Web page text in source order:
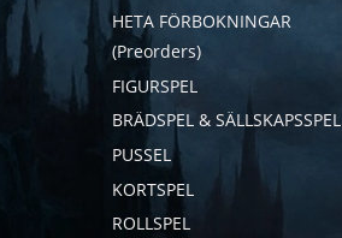
HETA FÖRBOKNINGAR
(Preorders)
FIGURSPEL
BRÄDSPEL & SÄLLSKAPSSPEL
PUSSEL
KORTSPEL
ROLLSPEL